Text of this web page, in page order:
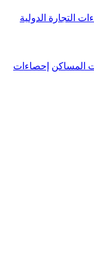
التجارة الدولية
المساكن إحصاءات